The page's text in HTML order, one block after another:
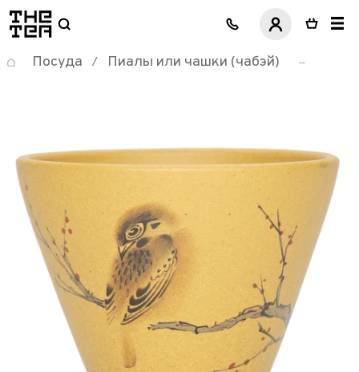
логотип
Посуда / Пиалы или чашки (чабэй)